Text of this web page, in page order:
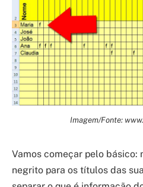
Imagem/Fonte:
Vamos começar pelo básico:
negrito para os títulos das